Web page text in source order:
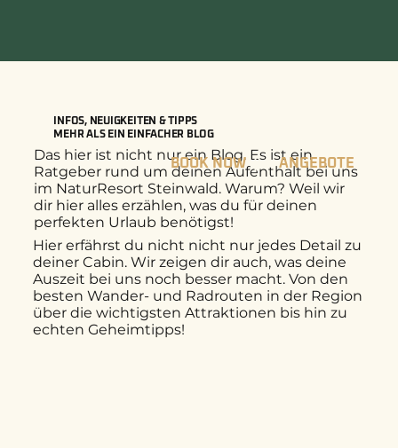
BOOK NOW | ANGEBOTE
INFOS, NEUIGKEITEN & TIPPS
MEHR ALS EIN EINFACHER BLOG
Das hier ist nicht nur ein Blog. Es ist ein
Ratgeber rund um deinen Aufenthalt bei uns
im NaturResort Steinwald. Warum? Weil wir
dir hier alles erzählen, was du für deinen
perfekten Urlaub benötigst!
Hier erfährst du nicht nicht nur jedes Detail zu
deiner Cabin. Wir zeigen dir auch, was deine
Auszeit bei uns noch besser macht. Von den
besten Wander- und Radrouten in der Region
über die wichtigsten Attraktionen bis hin zu
echten Geheimtipps!